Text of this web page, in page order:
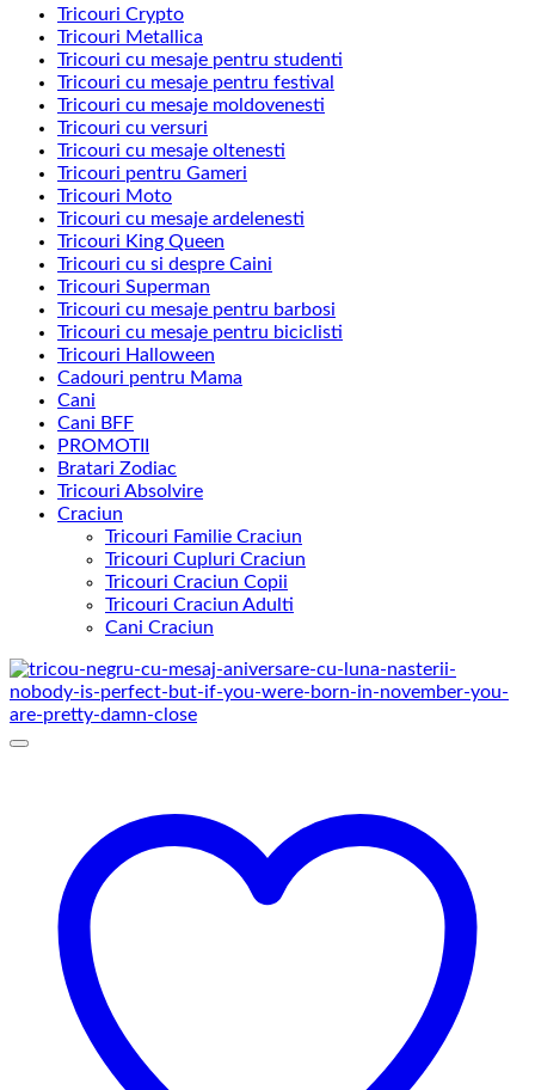
Tricouri Crypto
Tricouri Metallica
Tricouri cu mesaje pentru studenti
Tricouri cu mesaje pentru festival
Tricouri cu mesaje moldovenesti
Tricouri cu versuri
Tricouri cu mesaje oltenesti
Tricouri pentru Gameri
Tricouri Moto
Tricouri cu mesaje ardelenesti
Tricouri King Queen
Tricouri cu si despre Caini
Tricouri Superman
Tricouri cu mesaje pentru barbosi
Tricouri cu mesaje pentru biciclisti
Tricouri Halloween
Cadouri pentru Mama
Cani
Cani BFF
PROMOTII
Bratari Zodiac
Tricouri Absolvire
Craciun
Tricouri Familie Craciun
Tricouri Cupluri Craciun
Tricouri Craciun Copii
Tricouri Craciun Adulti
Cani Craciun